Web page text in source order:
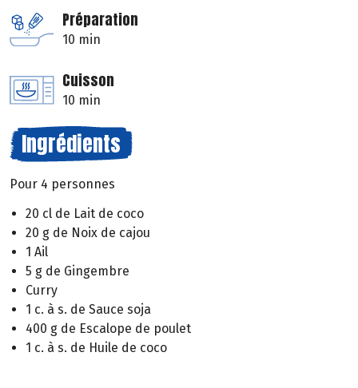
Préparation
10 min
Cuisson
10 min
Ingrédients
Pour 4 personnes
20 cl de Lait de coco
20 g de Noix de cajou
1 Ail
5 g de Gingembre
Curry
1 c. à s. de Sauce soja
400 g de Escalope de poulet
1 c. à s. de Huile de coco